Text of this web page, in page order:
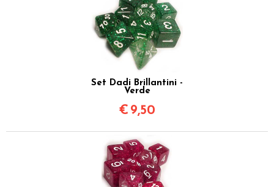
Set Dadi Brillantini -
Verde
€ 9,50